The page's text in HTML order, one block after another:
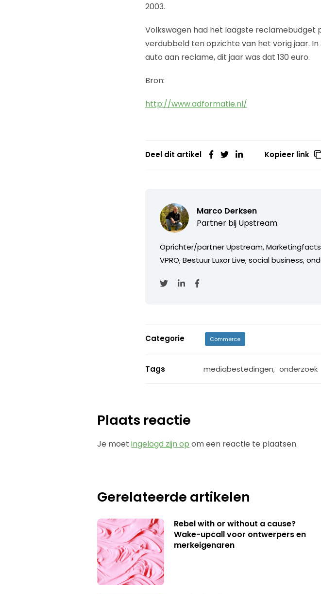
2003.
Volkswagen had het laagste reclamebudget
verdubbeld ten opzichte van het vorig jaar.
auto aan reclame, dit jaar was dat 130 euro.
Bron:
http://www.adformatie.nl/
Deel dit artikel Kopieer link
Marco Derksen
Partner bij Upstream
Oprichter/partner Upstream,
VPRO, Bestuur Luxor Live, social business,
Categorie Commerce
Tags mediabestedingen, onderzoek
Plaats reactie
Je moetingelogd zijn op om een reactie te plaatsen.
Gerelateerde artikelen
Rebel with or without a cause?
Wake-upcall voor ontwerpers en
merkeigenaren